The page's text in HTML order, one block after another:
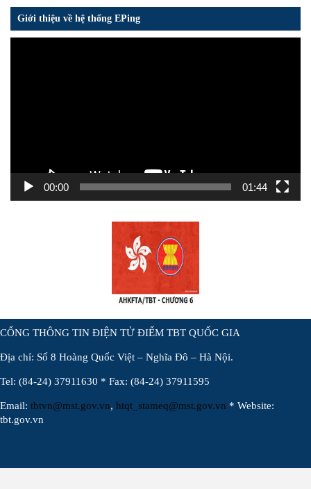
Giới thiệu về hệ thống EPing
00:00 01:44
CỔNG THÔNG TIN ĐIỆN TỬ ĐIỂM TBT QUỐC GIA
Địa chỉ: Số 8 Hoàng Quốc Việt – Nghĩa Đô – Hà Nội.
Tel: (84-24) 37911630 * Fax: (84-24) 37911595
Email: tbtvn@mst.gov.vn, htqt_stameq@mst.gov.vn * Website:
tbt.gov.vn